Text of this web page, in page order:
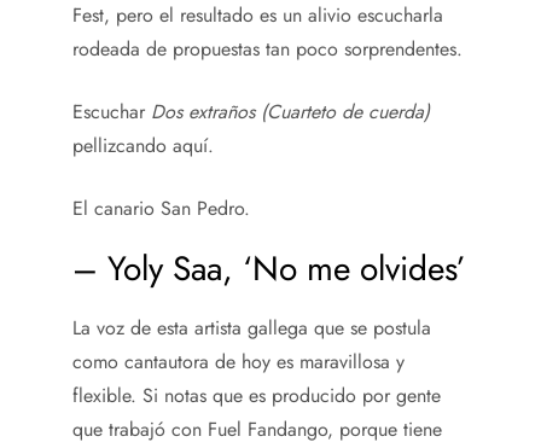
Fest, pero el resultado es un alivio escucharla
rodeada de propuestas tan poco sorprendentes.
Escuchar Dos extraños (Cuarteto de cuerda)
pellizcando aquí.
El canario San Pedro.
– Yoly Saa, ‘No me olvides’
La voz de esta artista gallega que se postula
como cantautora de hoy es maravillosa y
flexible. Si notas que es producido por gente
que trabajó con Fuel Fandango, porque tiene